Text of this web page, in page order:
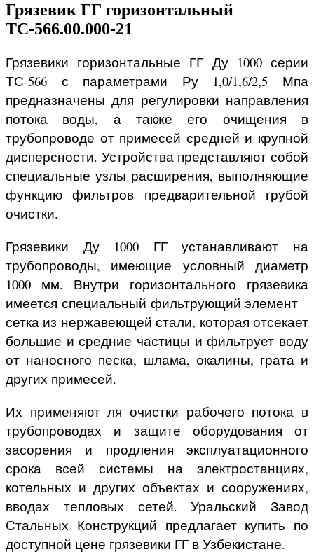
Грязевик ГГ горизонтальный
ТС-566.00.000-21
Грязевики горизонтальные ГГ Ду 1000 серии
ТС-566 с параметрами Ру 1,0/1,6/2,5 Мпа
предназначены для регулировки направления
потока воды, а также его очищения в
трубопроводе от примесей средней и крупной
дисперсности. Устройства представляют собой
специальные узлы расширения, выполняющие
функцию фильтров предварительной грубой
очистки.
Грязевики Ду 1000 ГГ устанавливают на
трубопроводы, имеющие условный диаметр
1000 мм. Внутри горизонтального грязевика
имеется специальный фильтрующий элемент –
сетка из нержавеющей стали, которая отсекает
большие и средние частицы и фильтрует воду
от наносного песка, шлама, окалины, грата и
других примесей.
Их применяют ля очистки рабочего потока в
трубопроводах и защите оборудования от
засорения и продления эксплуатационного
срока всей системы на электростанциях,
котельных и других объектах и сооружениях,
вводах тепловых сетей. Уральский Завод
Стальных Конструкций предлагает купить по
доступной цене грязевики ГГ в Узбекистане.